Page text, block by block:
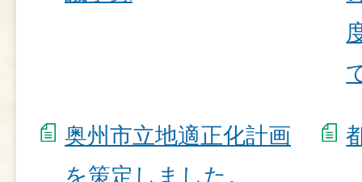
奥州市立地適正化計画
を策定しました。